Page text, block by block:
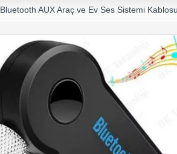
Bluetooth AUX Araç ve Ev Ses Sistemi